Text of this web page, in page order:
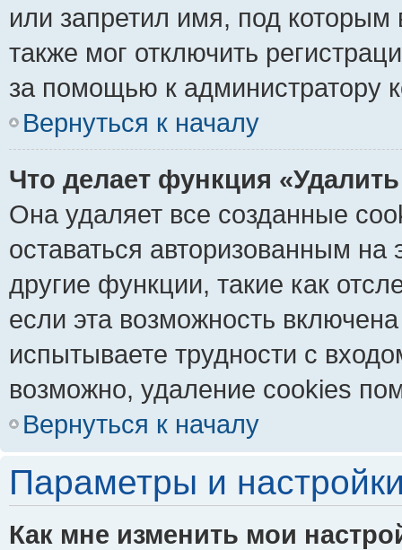
или запретил имя, под которым
также мог отключить
за помощью к администратору
Вернуться к началу
Что делает функция
Она удаляет все созданные
оставаться авторизованным
другие функции, такие как
если эта возможность
испытываете трудности с
возможно, удаление cookies
Вернуться к началу
Параметры и
Как мне изменить мои